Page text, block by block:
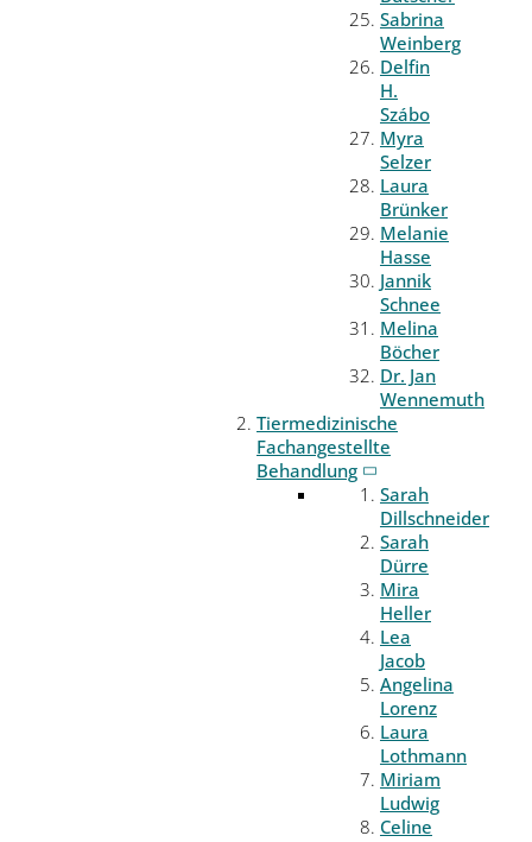
Sabrina
Weinberg
Delfin
H.
Szábo
Myra
Selzer
Laura
Brünker
Melanie
Hasse
Jannik
Schnee
Melina
Böcher
Dr. Jan
Wennemuth
Tiermedizinische
Fachangestellte
Behandlung
Sarah
Dillschneider
Sarah
Dürre
Mira
Heller
Lea
Jacob
Angelina
Lorenz
Laura
Lothmann
Miriam
Ludwig
Celine